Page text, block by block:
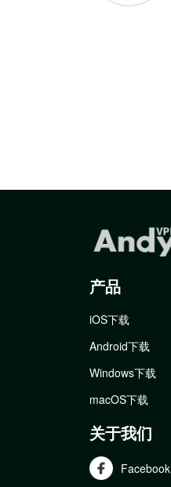
产品
iOS下载
Android下载
Windows下载
macOS下载
关于我们
Facebook